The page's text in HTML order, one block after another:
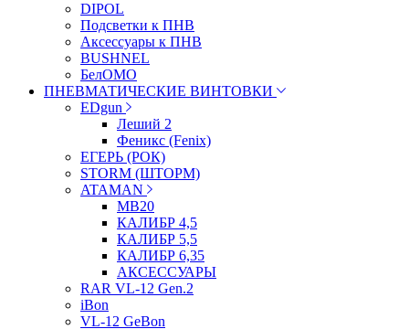
DIPOL
Подсветки к ПНВ
Аксессуары к ПНВ
BUSHNEL
БелОМО
ПНЕВМАТИЧЕСКИЕ ВИНТОВКИ
EDgun
Леший 2
Феникс (Fenix)
ЕГЕРЬ (РОК)
STORM (ШТОРМ)
ATAMAN
МВ20
КАЛИБР 4,5
КАЛИБР 5,5
КАЛИБР 6,35
АКСЕССУАРЫ
RAR VL-12 Gen.2
iBon
VL-12 GeBon